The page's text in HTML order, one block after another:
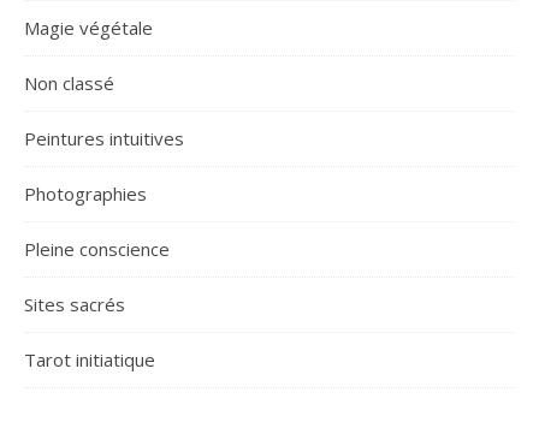
Magie végétale
Non classé
Peintures intuitives
Photographies
Pleine conscience
Sites sacrés
Tarot initiatique